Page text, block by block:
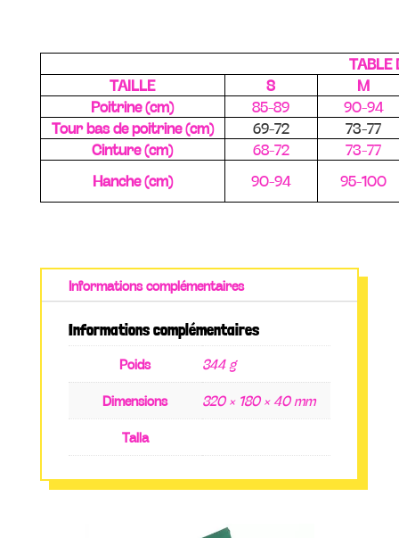
TABLE
TAILLE
S
M
Poitrine (cm)
85-89
90-94
Tour bas de poitrine (cm)
69-72
73-77
Cinture (cm)
68-72
73-77
Hanche (cm)
90-94 95-100
Informations complémentaires
Informations complémentaires
Poids 344 g
Dimensions 320 × 180 × 40 mm
Talla